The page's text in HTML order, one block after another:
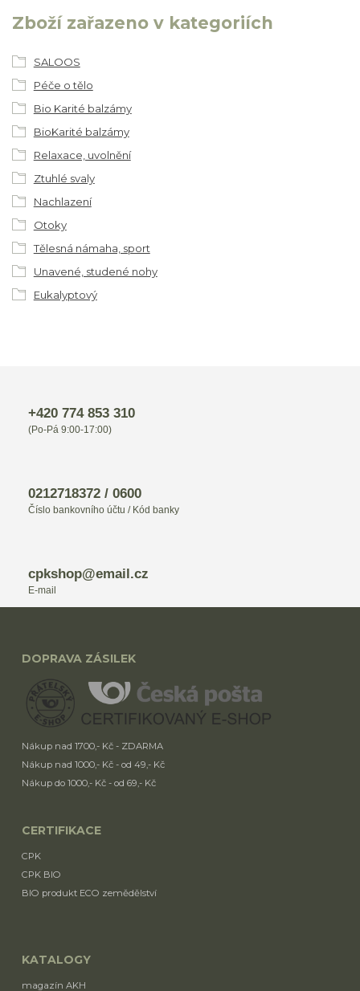
Zboží zařazeno v kategoriích
SALOOS
Péče o tělo
Bio Karité balzámy
BioKarité balzámy
Relaxace, uvolnění
Ztuhlé svaly
Nachlazení
Otoky
Tělesná námaha, sport
Unavené, studené nohy
Eukalyptový
+420 774 853 310
(Po-Pá 9:00-17:00)
0212718372 / 0600
Číslo bankovního účtu / Kód banky
cpkshop@email.cz
E-mail
DOPRAVA ZÁSILEK
Nákup nad 1700,- Kč - ZDARMA
Nákup nad 1000,- Kč - od 49,- Kč
Nákup do 1000,- Kč - od 69,- Kč
CERTIFIKACE
CPK
CPK BIO
BIO produkt ECO zemědělství
KATALOGY
magazín AKH